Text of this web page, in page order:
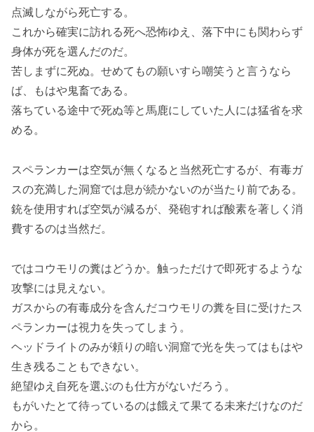
点滅しながら死亡する。
これから確実に訪れる死へ恐怖ゆえ、落下中にも関わらず
身体が死を選んだのだ。
苦しまずに死ぬ。せめてもの願いすら嘲笑うと言うなら
ば、もはや鬼畜である。
落ちている途中で死ぬ等と馬鹿にしていた人には猛省を求
める。
スペランカーは空気が無くなると当然死亡するが、有毒ガ
スの充満した洞窟では息が続かないのが当たり前である。
銃を使用すれば空気が減るが、発砲すれば酸素を著しく消
費するのは当然だ。
ではコウモリの糞はどうか。触っただけで即死するような
攻撃には見えない。
ガスからの有毒成分を含んだコウモリの糞を目に受けたス
ペランカーは視力を失ってしまう。
ヘッドライトのみが頼りの暗い洞窟で光を失ってはもはや
生き残ることもできない。
絶望ゆえ自死を選ぶのも仕方がないだろう。
もがいたとて待っているのは餓えて果てる未来だけなのだ
から。